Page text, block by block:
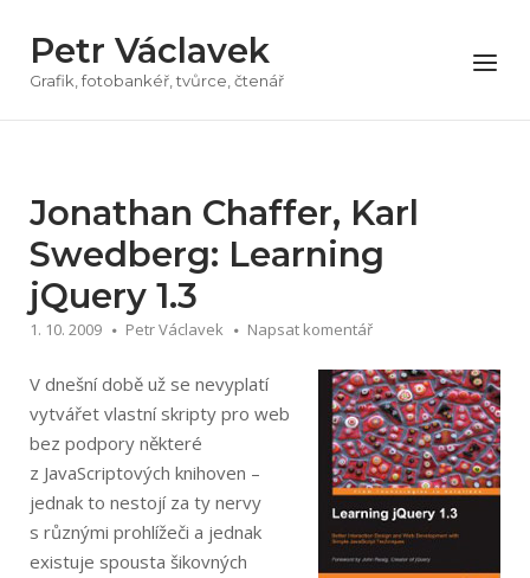
obsah
Petr Václavek
Grafik, fotobankéř, tvůrce, čtenář
Menu
Jonathan Chaffer, Karl
Swedberg: Learning
jQuery 1.3
1. 10. 2009 Petr Václavek Napsat komentář
V dnešní době už se nevyplatí
vytvářet vlastní skripty pro web
bez podpory některé
z JavaScriptových knihoven –
jednak to nestojí za ty nervy
s různými prohlížeči a jednak
existuje spousta šikovných